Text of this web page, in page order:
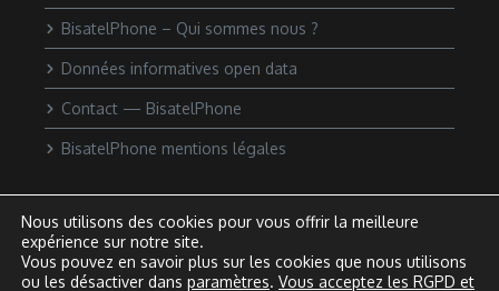
BisatelPhone – Qui sommes nous ?
Données informatives open data
Contact — BisatelPhone
BisatelPhone mentions légales
Nous utilisons des cookies pour vous offrir la meilleure
expérience sur notre site.
Vous pouvez en savoir plus sur les cookies que nous utilisons
ou les désactiver dans paramètres. Vous acceptez les RGPD et